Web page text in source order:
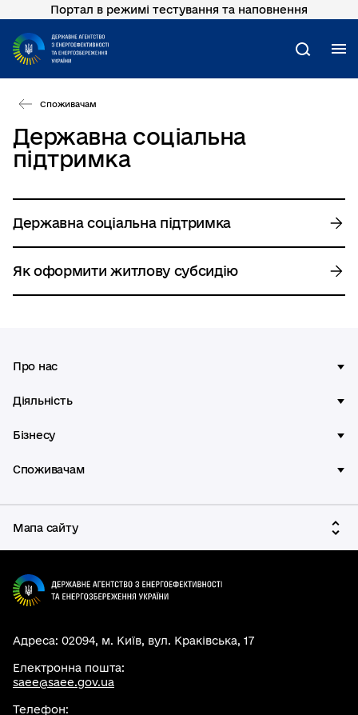
Перейти
основного
вмісту
Портал в режимі тестування та наповнення
Пошук
Споживачам
Державна соціальна
підтримка
Державна соціальна підтримка
Як оформити житлову субсидію
Про нас
Діяльність
Бізнесу
Споживачам
Мапа сайту
Адреса: 02094, м. Київ, вул. Краківська, 17
Електронна пошта:
saee@saee.gov.ua
Телефон: